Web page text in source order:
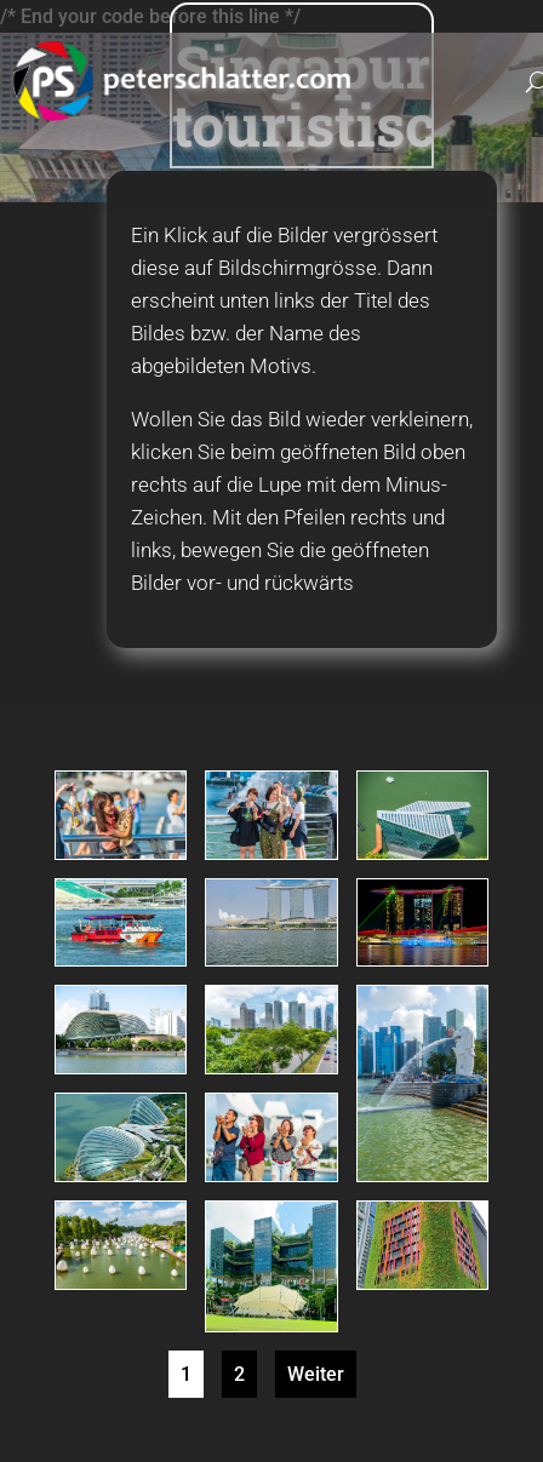
/* End your code before this line */
Singapur
touristisch
Ein Klick auf die Bilder vergrössert
diese auf Bildschirmgrösse. Dann
erscheint unten links der Titel des
Bildes bzw. der Name des
abgebildeten Motivs.
Wollen Sie das Bild wieder verkleinern,
klicken Sie beim geöffneten Bild oben
rechts auf die Lupe mit dem Minus-
Zeichen. Mit den Pfeilen rechts und
links, bewegen Sie die geöffneten
Bilder vor- und rückwärts
1 2 Weiter